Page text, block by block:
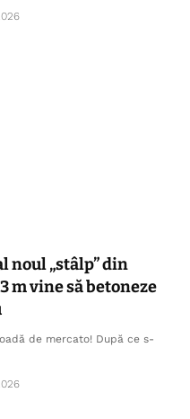
noul „stâlp” din
m vine să betoneze
de mercato! După ce s-